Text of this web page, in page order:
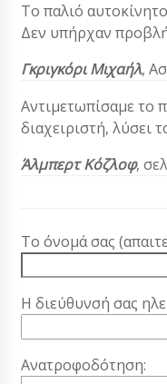
Το παλιό
Δεν υπήρχαν
Γκριγκόρι Μιχαήλ,
Αντιμετωπίσαμε το
διαχειριστή, λύσει
Άλμπερτ Κόζλοφ,
Το όνομά σας
Η διεύθυνσή σας
Ανατροφοδότηση: